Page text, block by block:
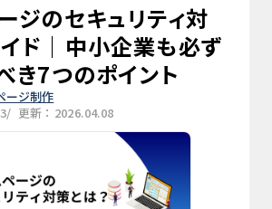
ジのセキュリティ対
ド｜中小企業も必ず
き7つのポイント
ージ制作
/ 更新：2026.04.08